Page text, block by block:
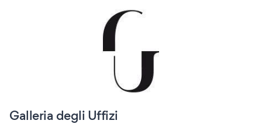
Galleria degli Uffizi